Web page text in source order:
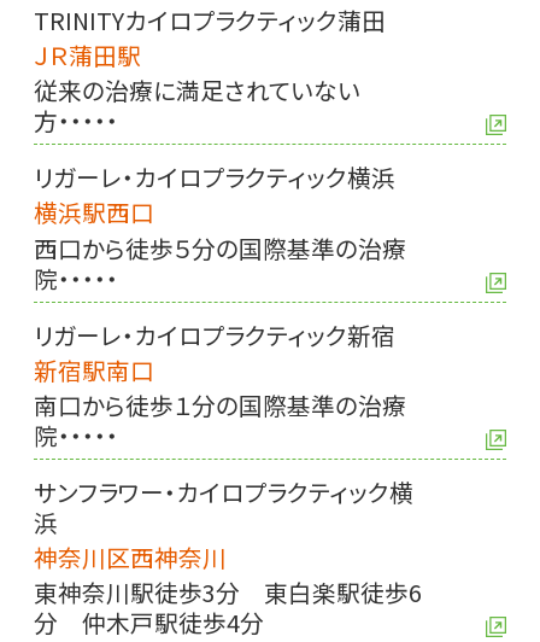
TRINITYカイロプラクティック蒲田
ＪＲ蒲田駅
従来の治療に満足されていない
方・・・・・
リガーレ・カイロプラクティック横浜
横浜駅西口
西口から徒歩５分の国際基準の治療
院・・・・・
リガーレ・カイロプラクティック新宿
新宿駅南口
南口から徒歩１分の国際基準の治療
院・・・・・
サンフラワー・カイロプラクティック横
浜
神奈川区西神奈川
東神奈川駅徒歩3分 東白楽駅徒歩6
分 仲木戸駅徒歩4分